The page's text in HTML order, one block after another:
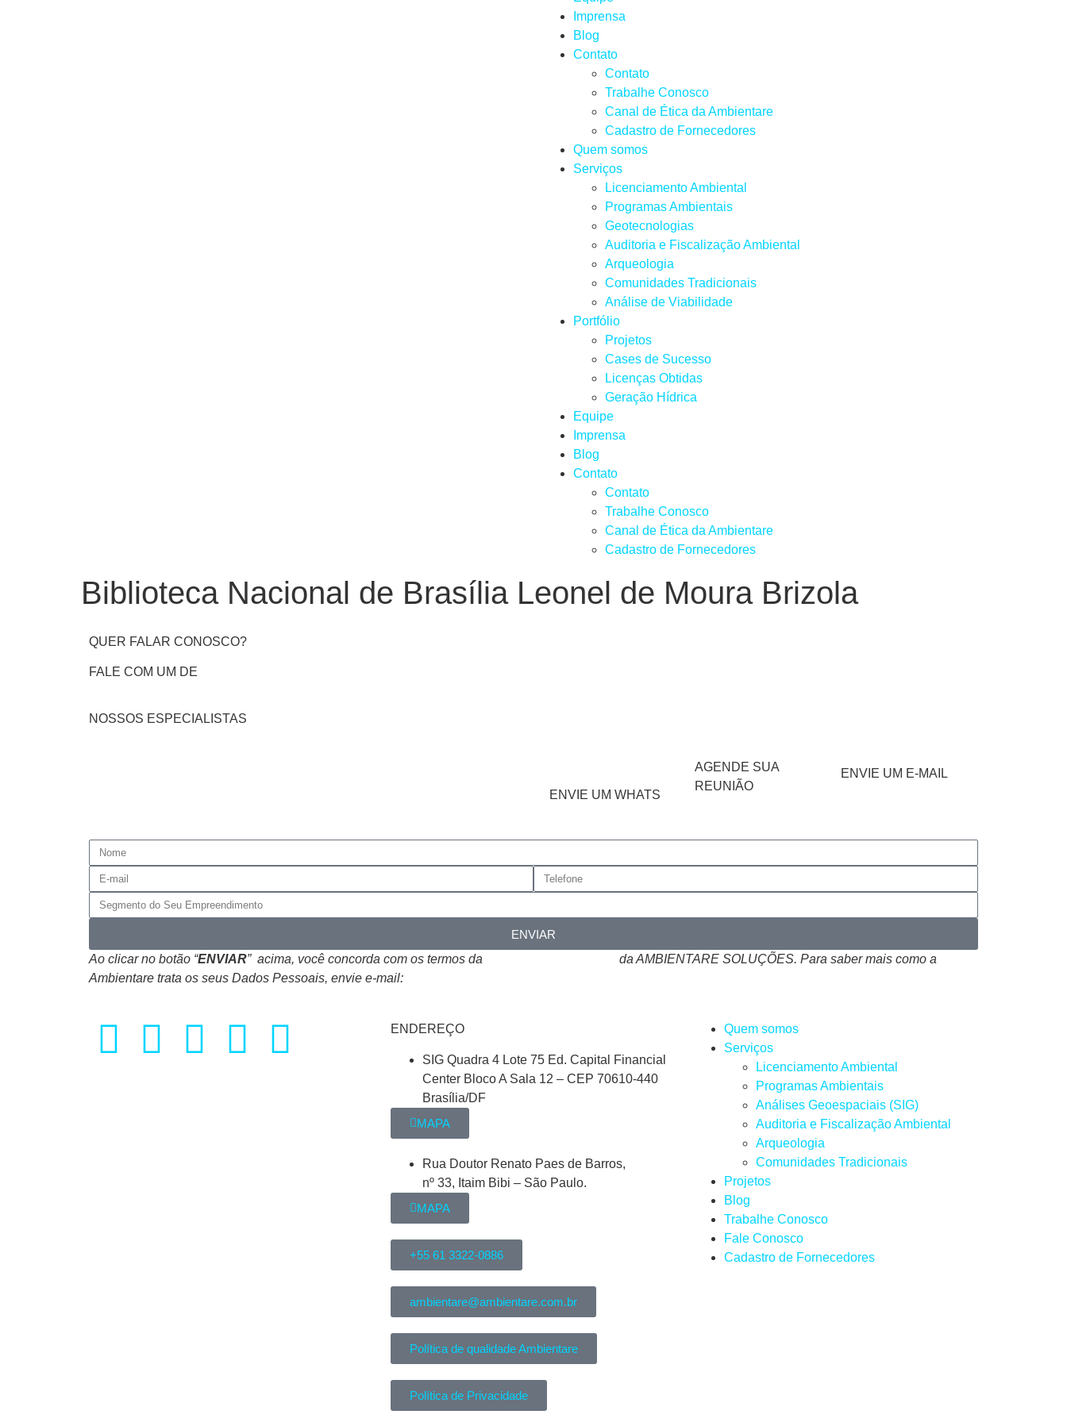
Imprensa
Blog
Contato
Contato
Trabalhe Conosco
Canal de Ética da Ambientare
Cadastro de Fornecedores
Quem somos
Serviços
Licenciamento Ambiental
Programas Ambientais
Geotecnologias
Auditoria e Fiscalização Ambiental
Arqueologia
Comunidades Tradicionais
Análise de Viabilidade
Portfólio
Projetos
Cases de Sucesso
Licenças Obtidas
Geração Hídrica
Equipe
Imprensa
Blog
Contato
Contato
Trabalhe Conosco
Canal de Ética da Ambientare
Cadastro de Fornecedores
Biblioteca Nacional de Brasília Leonel de Moura Brizola
QUER FALAR CONOSCO?
FALE COM UM DE
NOSSOS ESPECIALISTAS
ENVIE UM WHATS
AGENDE SUA
REUNIÃO
ENVIE UM E-MAIL
ENVIAR
Ao clicar no botão “ENVIAR” acima, você concorda com os termos da
da AMBIENTARE SOLUÇÕES. Para saber mais como a
Ambientare trata os seus Dados Pessoais, envie e-mail:
ENDEREÇO
SIG Quadra 4 Lote 75 Ed. Capital Financial
Center Bloco A Sala 12 – CEP 70610-440
Brasília/DF
MAPA
Rua Doutor Renato Paes de Barros,
nº 33, Itaim Bibi – São Paulo.
MAPA
+55 61 3322-0886
ambientare@ambientare.com.br
Política de qualidade Ambientare
Política de Privacidade
Quem somos
Serviços
Licenciamento Ambiental
Programas Ambientais
Análises Geoespaciais (SIG)
Auditoria e Fiscalização Ambiental
Arqueologia
Comunidades Tradicionais
Projetos
Blog
Trabalhe Conosco
Fale Conosco
Cadastro de Fornecedores